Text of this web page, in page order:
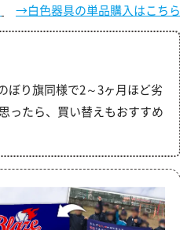
→白色器具の単品購入はこちら
ぼり旗同様で2～3ヶ月ほど劣
ったら、買い替えもおすすめ